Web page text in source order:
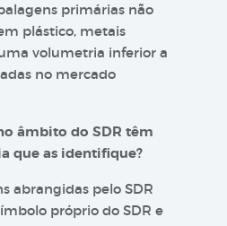
primárias não
plástico, metais
volumetria inferior a
no mercado
âmbito do SDR têm
que as identifique?
abrangidas pelo SDR
próprio do SDR e